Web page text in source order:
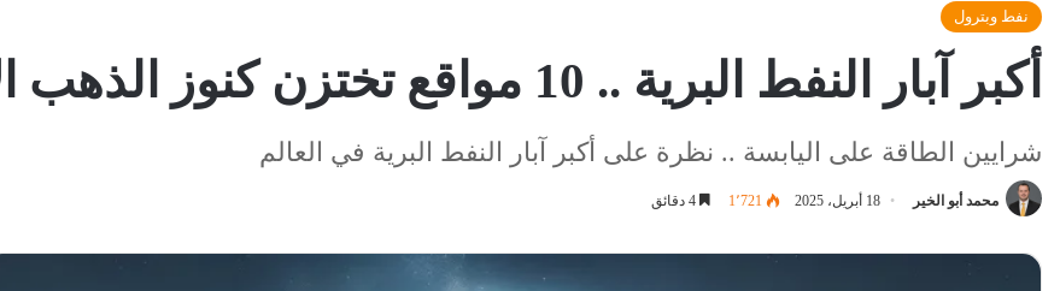
نفط وبترول
أكبر آبار النفط البرية .. 10 مواقع تختزن كنوز الذهب الأسود
شرايين الطاقة على اليابسة .. نظرة على أكبر آبار النفط البرية في العالم
محمد أبو الخير 18 أبريل، 2025 1٬721